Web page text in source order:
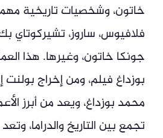
خاتون، وشخصيات تاريخية
فلافيوس، ساروز، تشيركوتاي
جونكا خاتون، وغيرها. هذا
بوزداغ فيلم، ومن إخراج بولنت
محمد بوزداغ، ويعد من أبرز
تجمع بين التاريخ والدراما،